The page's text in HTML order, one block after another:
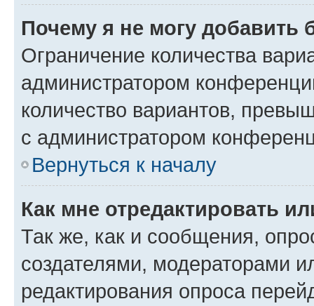
Почему я не могу добавить
Ограничение количества
администратором
количество вариантов,
с администратором
Вернуться к началу
Как мне отредактировать
Так же, как и сообщения,
создателями, модераторами
редактирования опроса